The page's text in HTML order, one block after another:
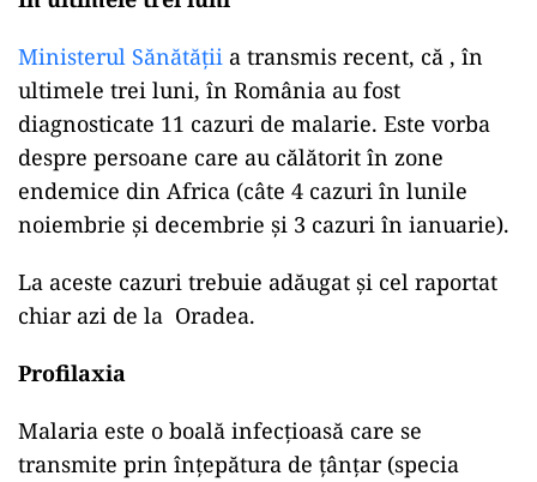
Ministerul Sănătății a transmis recent, că , în
ultimele trei luni, în România au fost
diagnosticate 11 cazuri de malarie. Este vorba
despre persoane care au călătorit în zone
endemice din Africa (câte 4 cazuri în lunile
noiembrie și decembrie și 3 cazuri în ianuarie).
La aceste cazuri trebuie adăugat și cel raportat
chiar azi de la Oradea.
Profilaxia
Malaria este o boală infecțioasă care se
transmite prin înțepătura de țânțar (specia